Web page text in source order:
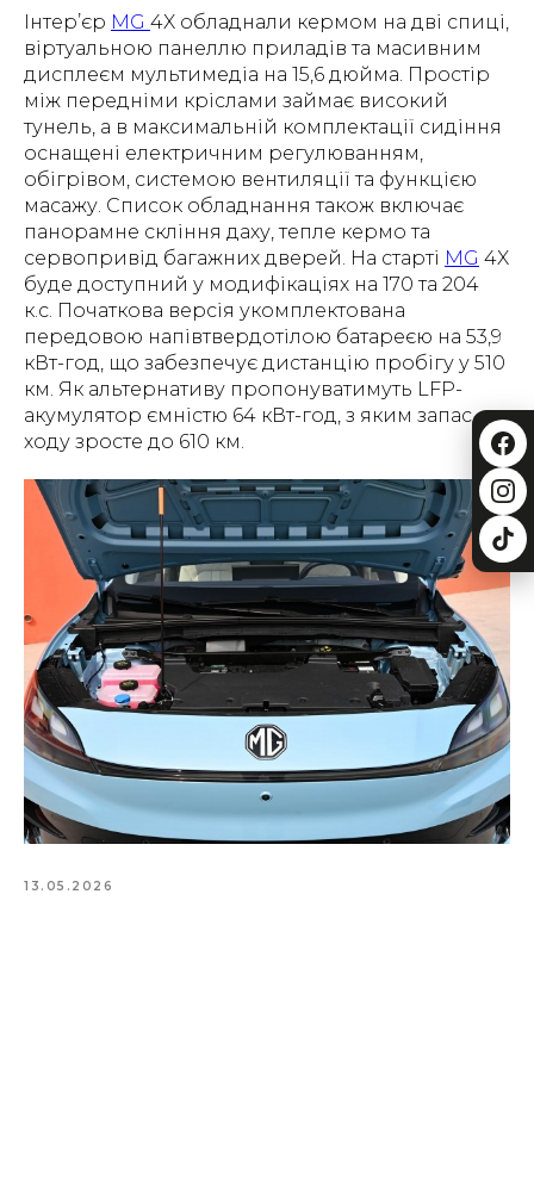
Інтер’єр MG 4X обладнали кермом на дві спиці,
віртуальною панеллю приладів та масивним
дисплеєм мультимедіа на 15,6 дюйма. Простір
між передніми кріслами займає високий
тунель, а в максимальній комплектації сидіння
оснащені електричним регулюванням,
обігрівом, системою вентиляції та функцією
масажу. Список обладнання також включає
панорамне скління даху, тепле кермо та
сервопривід багажних дверей. На старті MG 4X
буде доступний у модифікаціях на 170 та 204
к.с. Початкова версія укомплектована
передовою напівтвердотілою батареєю на 53,9
кВт-год, що забезпечує дистанцію пробігу у 510
км. Як альтернативу пропонуватимуть LFP-
акумулятор ємністю 64 кВт-год, з яким запас
ходу зросте до 610 км.
13.05.2026